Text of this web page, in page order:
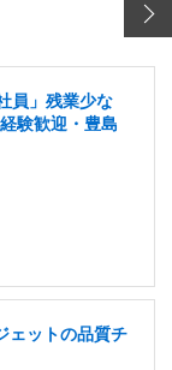
員」残業少な
験歓迎・豊島
ェットの品質チ